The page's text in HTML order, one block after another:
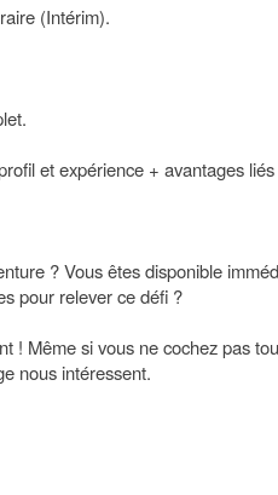
(Intérim).
et expérience + avantages
? Vous êtes disponible
pour relever ce défi ?
! Même si vous ne cochez pas
nous intéressent.